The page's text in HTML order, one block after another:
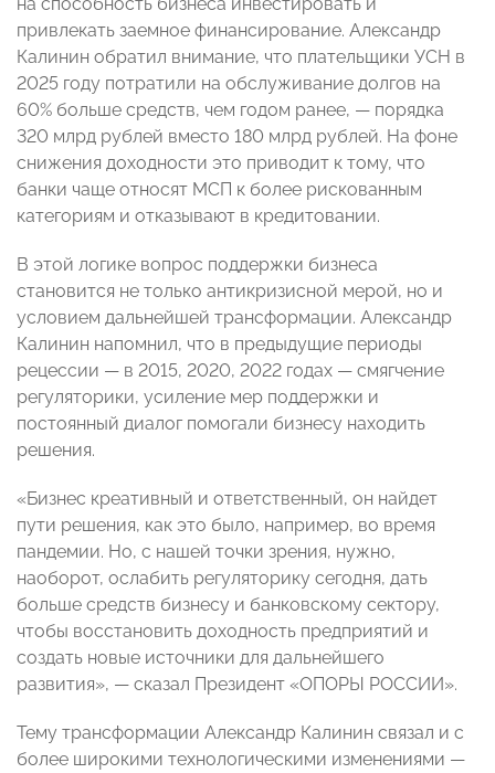
привлекать заемное финансирование. Александр
Калинин обратил внимание, что плательщики УСН в
2025 году потратили на обслуживание долгов на
60% больше средств, чем годом ранее, — порядка
320 млрд рублей вместо 180 млрд рублей. На фоне
снижения доходности это приводит к тому, что
банки чаще относят МСП к более рискованным
категориям и отказывают в кредитовании.
В этой логике вопрос поддержки бизнеса
становится не только антикризисной мерой, но и
условием дальнейшей трансформации. Александр
Калинин напомнил, что в предыдущие периоды
рецессии — в 2015, 2020, 2022 годах — смягчение
регуляторики, усиление мер поддержки и
постоянный диалог помогали бизнесу находить
решения.
«Бизнес креативный и ответственный, он найдет
пути решения, как это было, например, во время
пандемии. Но, с нашей точки зрения, нужно,
наоборот, ослабить регуляторику сегодня, дать
больше средств бизнесу и банковскому сектору,
чтобы восстановить доходность предприятий и
создать новые источники для дальнейшего
развития», — сказал Президент «ОПОРЫ РОССИИ».
Тему трансформации Александр Калинин связал и с
более широкими технологическими изменениями —